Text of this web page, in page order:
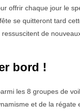
offrir chaque jour le
se quitteront tard
de
bord !
les 8 groupes de
et de la